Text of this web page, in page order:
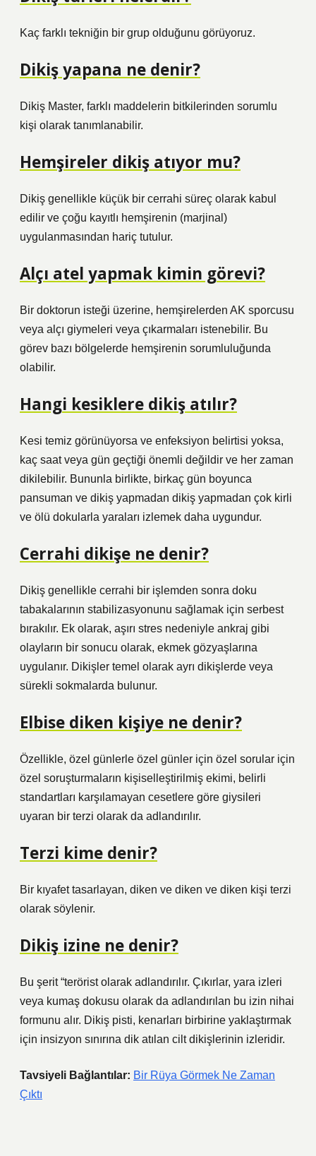
Kaç farklı tekniğin bir grup olduğunu görüyoruz.
Dikiş yapana ne denir?
Dikiş Master, farklı maddelerin bitkilerinden sorumlu
kişi olarak tanımlanabilir.
Hemşireler dikiş atıyor mu?
Dikiş genellikle küçük bir cerrahi süreç olarak kabul
edilir ve çoğu kayıtlı hemşirenin (marjinal)
uygulanmasından hariç tutulur.
Alçı atel yapmak kimin görevi?
Bir doktorun isteği üzerine, hemşirelerden AK sporcusu
veya alçı giymeleri veya çıkarmaları istenebilir. Bu
görev bazı bölgelerde hemşirenin sorumluluğunda
olabilir.
Hangi kesiklere dikiş atılır?
Kesi temiz görünüyorsa ve enfeksiyon belirtisi yoksa,
kaç saat veya gün geçtiği önemli değildir ve her zaman
dikilebilir. Bununla birlikte, birkaç gün boyunca
pansuman ve dikiş yapmadan dikiş yapmadan çok kirli
ve ölü dokularla yaraları izlemek daha uygundur.
Cerrahi dikişe ne denir?
Dikiş genellikle cerrahi bir işlemden sonra doku
tabakalarının stabilizasyonunu sağlamak için serbest
bırakılır. Ek olarak, aşırı stres nedeniyle ankraj gibi
olayların bir sonucu olarak, ekmek gözyaşlarına
uygulanır. Dikişler temel olarak ayrı dikişlerde veya
sürekli sokmalarda bulunur.
Elbise diken kişiye ne denir?
Özellikle, özel günlerle özel günler için özel sorular için
özel soruşturmaların kişiselleştirilmiş ekimi, belirli
standartları karşılamayan cesetlere göre giysileri
uyaran bir terzi olarak da adlandırılır.
Terzi kime denir?
Bir kıyafet tasarlayan, diken ve diken ve diken kişi terzi
olarak söylenir.
Dikiş izine ne denir?
Bu şerit “terörist olarak adlandırılır. Çıkırlar, yara izleri
veya kumaş dokusu olarak da adlandırılan bu izin nihai
formunu alır. Dikiş pisti, kenarları birbirine yaklaştırmak
için insizyon sınırına dik atılan cilt dikişlerinin izleridir.
Tavsiyeli Bağlantılar: Bir Rüya Görmek Ne Zaman
Çıktı